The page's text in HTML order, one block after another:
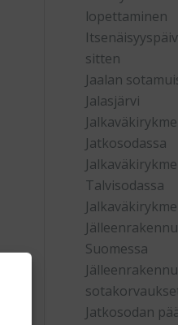
lopettaminen
sitten
Jaalan
Jalasjärvi
Jatkosodassa
Talvisodassa
Suomessa
Jatkosodan